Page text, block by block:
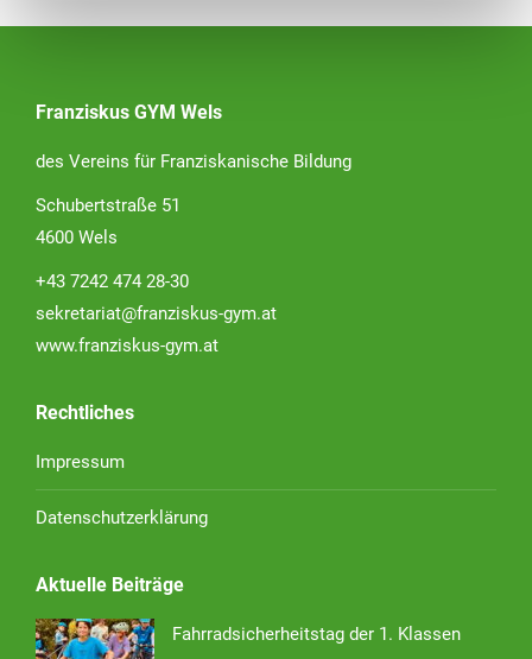
Franziskus GYM Wels
des Vereins für Franziskanische Bildung
Schubertstraße 51
4600 Wels
+43 7242 474 28-30
sekretariat@franziskus-gym.at
www.franziskus-gym.at
Rechtliches
Impressum
Datenschutzerklärung
Aktuelle Beiträge
Fahrradsicherheitstag der 1. Klassen